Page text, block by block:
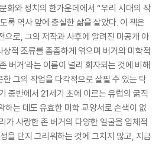
화와 정치의 한가운데에서 “우리 시대의 작
록 역사 앞에 충실한 삶을 살았다. 이 책은
으로, 그의 저작과 사후에 알려진 미공개 아
적 조류를 촘촘하게 엮으며 버거의 미학적
버거’라는 이름이 널리 회자되는 것에 비해
그의 작업을 다각적으로 살필 수 있는 탁
중반에서 21세기 초에 이르는 유럽의 굵직
하는 데도 유효한 미학 교양서로 손색이 없
가 사랑한 존 버거의 다양한 얼굴을 입체적
을 단지 그리워하는 것에 그치지 않고, 지금